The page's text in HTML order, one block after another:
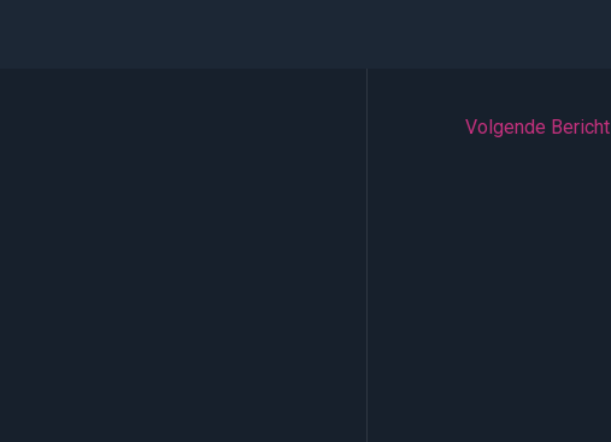
Volgende Bericht